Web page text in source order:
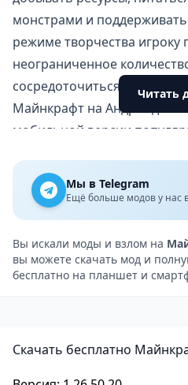
монстрами и
режиме творчества игроку
неограниченное
сосредоточиться на
Майнкрафт на Андроид:
мобильной версии
механику, что и версия для
многопользовательскую
Интернет. Игра также
экрана и виртуальную
персонажем.
Графика вMinecraft
узнаваемости. Музыка и
Читать
Мы в Telegram
Ещё больше модов у нас
Вы искали моды и взлом на
вы можете скачать мод и
бесплатно на планшет и
Скачать бесплатно